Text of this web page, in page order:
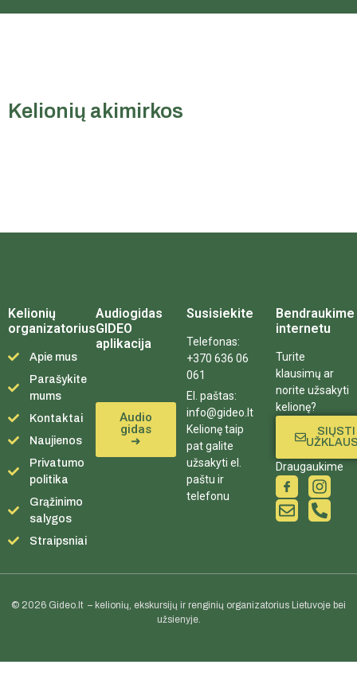
Kelionių akimirkos
Kelionių
organizatorius
Apie mus
Parašykite
mums
Kontaktai
Naujienos
Privatumo
politika
Grąžinimo
salygos
Straipsniai
Audiogidas
GIDEO
aplikacija
Audio
gidas
➜
Susisiekite
Telefonas:
+370 636 06
061
El. paštas:
info@gideo.lt
Kelionę taip
pat galite
užsakyti el.
paštu ir
telefonu
Bendraukime
internetu
Turite
klausimų ar
norite užsakyti
kelionę?
SIŲSTI
Draugaukime
© 2026 Gideo.lt – kelionių, ekskursijų ir renginių organizatorius Lietuvoje bei
užsienyje.